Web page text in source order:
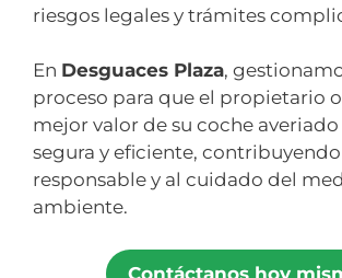
riesgos legales y trámites
En Desguaces Plaza,
proceso para que el propietario
mejor valor de su coche
segura y eficiente,
responsable y al cuidado del
ambiente.
Contáctanos hoy